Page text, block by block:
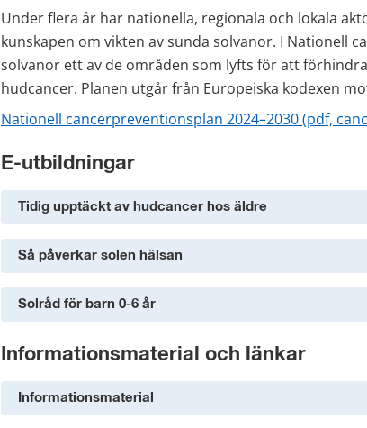
Under flera år har nationella, regionala och lokala
kunskapen om vikten av sunda solvanor. I Nationell
solvanor ett av de områden som lyfts för att
hudcancer. Planen utgår från Europeiska kodexen
Nationell cancerpreventionsplan 2024–2030 (pdf,
E-utbildningar
Tidig upptäckt av hudcancer hos äldre
Så påverkar solen hälsan
Solråd för barn 0-6 år
Informationsmaterial och länkar
Informationsmaterial